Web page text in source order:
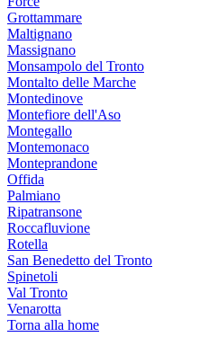
Grottammare
Maltignano
Massignano
Monsampolo del Tronto
Montalto delle Marche
Montedinove
Montefiore dell'Aso
Montegallo
Montemonaco
Monteprandone
Offida
Palmiano
Ripatransone
Roccafluvione
Rotella
San Benedetto del Tronto
Spinetoli
Val Tronto
Venarotta
Torna alla home